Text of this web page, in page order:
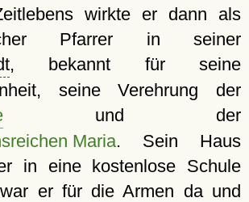
wirkte er dann als
Pfarrer in seiner
, bekannt für seine
seine Verehrung der
und der
Maria. Sein Haus
in eine kostenlose Schule
er für die Armen da und